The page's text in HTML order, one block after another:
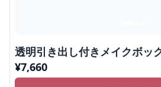
透明引き出し付きメイクボッ
¥7,660